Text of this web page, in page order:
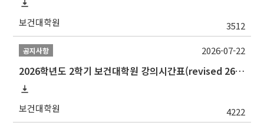
보건대학원 3512
공지사항
2026학년도 2학기 보건대학원 강의시간표(revised 260803)(2026 2nd SEMESTER SNU GSPH TIMETABLE)
보건대학원 4222
2026-07-22